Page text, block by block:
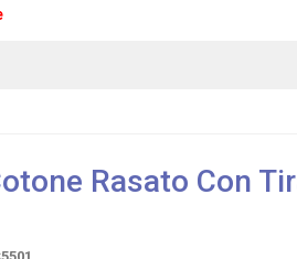
Rasato Con